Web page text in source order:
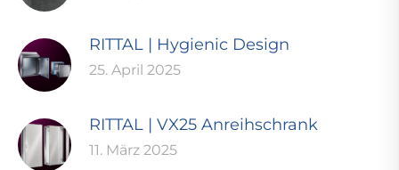
RITTAL | Hygienic Design
25. April 2025
RITTAL | VX25 Anreihschrank
11. März 2025